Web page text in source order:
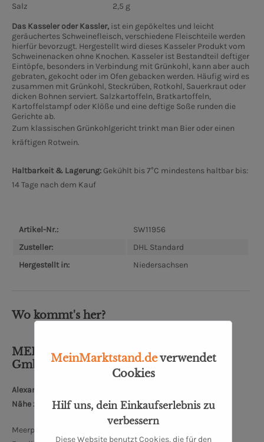
Salz 2,5 g
Das Kasseler oder Kassler, ist ein gepökeltes und leicht
geräuchertes Schweinefleisch, verschiedene Fleischteile werden
hierfür bevorzugt. Hergestellt wird dieses Kasseler Produkt vom
Schweinenacken ohne Knochen. Kasseler ist Bestandteil deftiger
Eintöpfe, besonders in Verbindung mit Grünkohl, kann aber auch
gebraten, gekocht oder im Ofen gebacken werden. Häufig wird es
zusammen mit Grünkohl, Steckrüben, Rotkohl, Sauerkraut oder
dicken Bohnen serviert. Salzkartoffeln, Bratkartoffeln,
Kartoffelstampf oder Klöße und eine deftige Soße runden die
Gerichte ab.
Zum klassischen Grünkohlgericht trinkt man Bier oder einen
kräftigen Rotwein.
Haltbarkeit & Lagerung: Gekühlt bis 7°C mindestens haltbar bis:
14 Tage nach dem Kauf
Artikel-Nr.:
SW11956
Zusteller:
DHL Standard
Hergestellt in:
Niedersachsen
Wo kommt's her?
MEERPOHL Spezialitäten-Fleischerei
GmbH
Alexanderstraße 370, 26127 Oldenburg
Nähe zum Oldenburger Schloss: 5 km
Meerpohl schreibt bereits seit mehr als 100 Jahren
MeinMarktstand.deverwendet
Cookies
Hilf uns, dein Einkaufserlebnis zu
verbessern
Diese Website benutzt Cookies, die für den